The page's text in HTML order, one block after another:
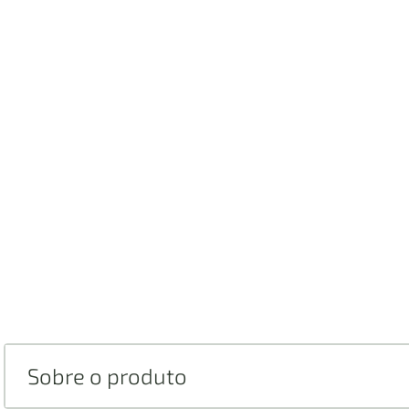
Sobre o produto